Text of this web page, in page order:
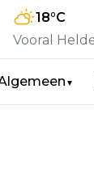
18°C
Vooral
▼